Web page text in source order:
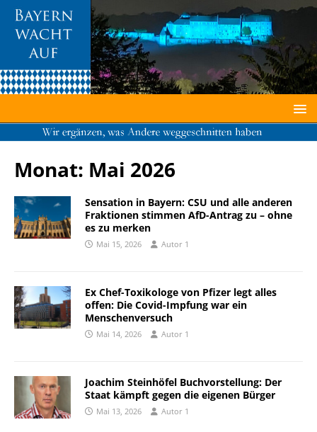
Von Bene16, CC BY-SA 3.0,
https://commons.wikimedia.org/w/index.php?curid=31081340
Monat: Mai 2026
Sensation in Bayern: CSU und alle anderen
Fraktionen stimmen AfD-Antrag zu – ohne
es zu merken
Mai 15, 2026 Autor 1
Ex Chef-Toxikologe von Pfizer legt alles
offen: Die Covid-Impfung war ein
Menschenversuch
Mai 14, 2026 Autor 1
Joachim Steinhöfel Buchvorstellung: Der
Staat kämpft gegen die eigenen Bürger
Mai 13, 2026 Autor 1